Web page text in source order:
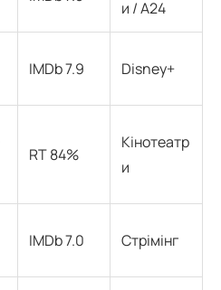
и / A24
IMDb 7.9 Disney+
RT 84%
Кінотеатр
и
IMDb 7.0 Стрімінг